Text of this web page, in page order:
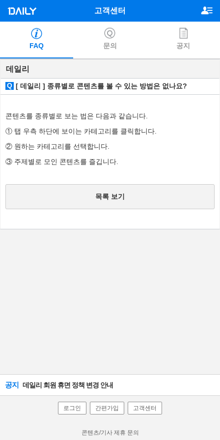
고객센터
FAQ 문의 공지
데일리
Q [ 데일리 ] 종류별로 콘텐츠를 볼 수 있는 방법은 없나요?
콘텐츠를 종류별로 보는 법은 다음과 같습니다.
① 탭 우측 하단에 보이는 카테고리를 클릭합니다.
② 원하는 카테고리를 선택합니다.
③ 주제별로 모인 콘텐츠를 즐깁니다.
목록 보기
공지 데일리 회원 휴면 정책 변경 안내
로그인 간편가입 고객센터
콘텐츠/기사 제휴 문의